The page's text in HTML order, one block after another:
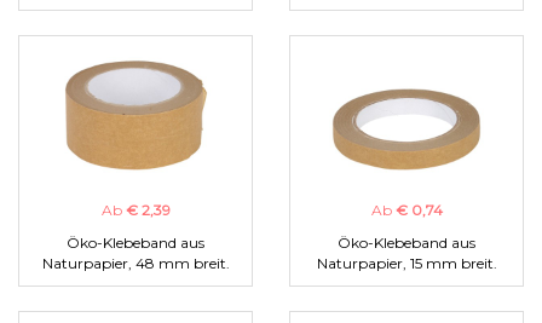
Ab € 2,39
Öko-Klebeband aus
Naturpapier, 48 mm breit.
Ab € 0,74
Öko-Klebeband aus
Naturpapier, 15 mm breit.